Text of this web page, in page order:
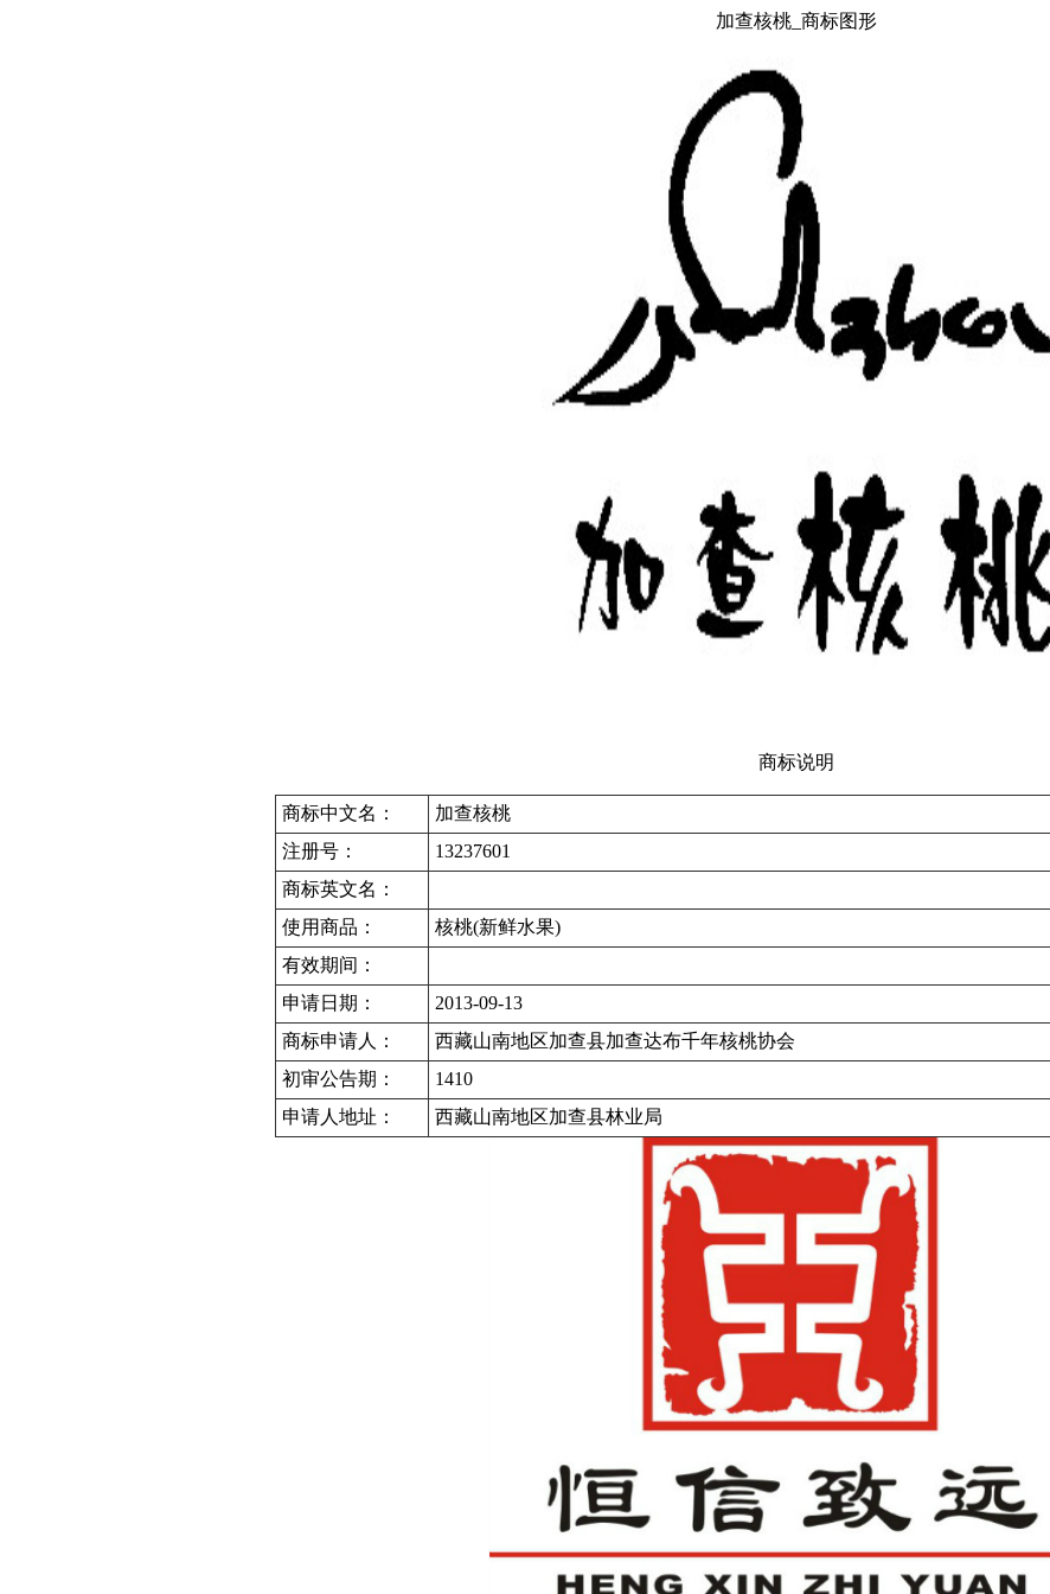
加查核桃_商标图形
商标说明
商标中文名：
加查核桃
注册号：
13237601
商标英文名：
使用商品：
核桃(新鲜水果)
有效期间：
申请日期：
2013-09-13
商标申请人：
西藏山南地区加查县加查达布千年核桃协会
初审公告期：
1410
申请人地址：
西藏山南地区加查县林业局